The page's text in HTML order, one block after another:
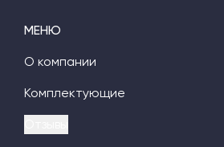
МЕНЮ
О компании
Комплектующие